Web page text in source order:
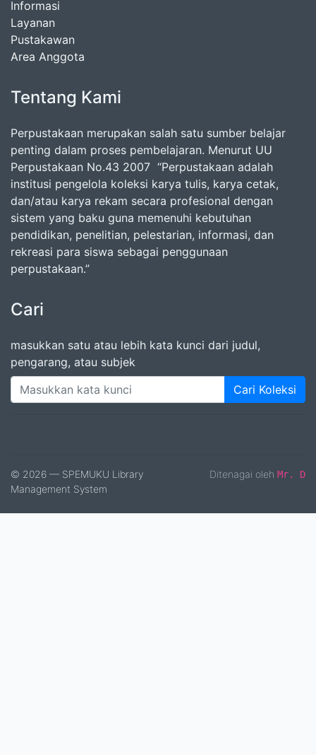
Informasi
Layanan
Pustakawan
Area Anggota
Tentang Kami
Perpustakaan merupakan salah satu sumber belajar
penting dalam proses pembelajaran. Menurut UU
Perpustakaan No.43 2007 “Perpustakaan adalah
institusi pengelola koleksi karya tulis, karya cetak,
dan/atau karya rekam secara profesional dengan
sistem yang baku guna memenuhi kebutuhan
pendidikan, penelitian, pelestarian, informasi, dan
rekreasi para siswa sebagai penggunaan
perpustakaan.”
Cari
masukkan satu atau lebih kata kunci dari judul,
pengarang, atau subjek
Cari Koleksi
© 2026 — SPEMUKU Library
Management System
Ditenagai oleh Mr. D